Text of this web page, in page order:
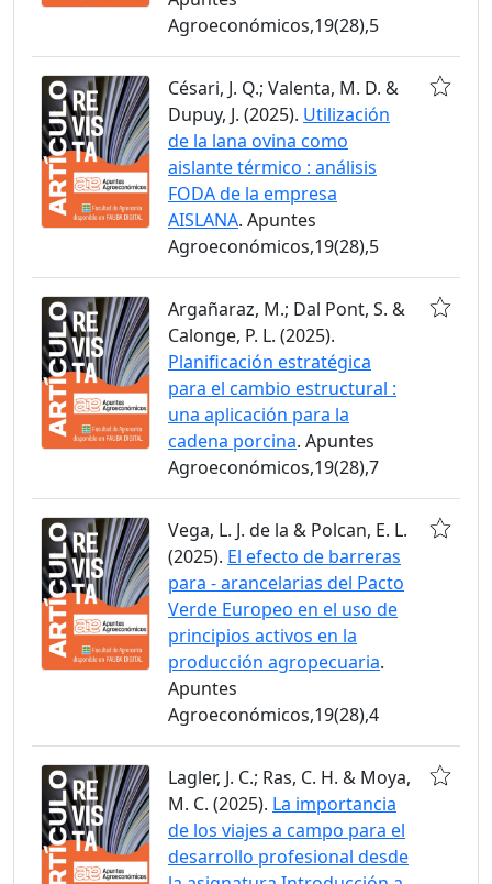
Agroeconómicos,19(28),5
Césari, J. Q.; Valenta, M. D. &
Dupuy, J. (2025). Utilización
de la lana ovina como
aislante térmico : análisis
FODA de la empresa
AISLANA. Apuntes
Agroeconómicos,19(28),5
Argañaraz, M.; Dal Pont, S. &
Calonge, P. L. (2025).
Planificación estratégica
para el cambio estructural :
una aplicación para la
cadena porcina. Apuntes
Agroeconómicos,19(28),7
Vega, L. J. de la & Polcan, E. L.
(2025). El efecto de barreras
para - arancelarias del Pacto
Verde Europeo en el uso de
principios activos en la
producción agropecuaria.
Apuntes
Agroeconómicos,19(28),4
Lagler, J. C.; Ras, C. H. & Moya,
M. C. (2025). La importancia
de los viajes a campo para el
desarrollo profesional desde